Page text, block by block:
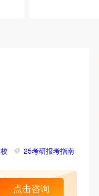
25考研报考指南
点击咨询